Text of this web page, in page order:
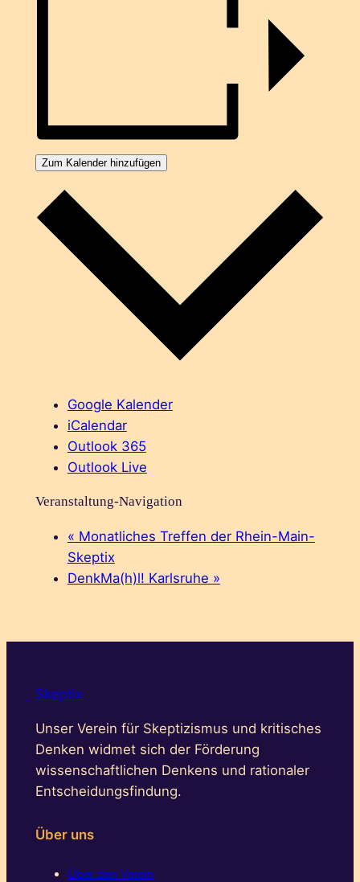
Zum Kalender hinzufügen
Google Kalender
iCalendar
Outlook 365
Outlook Live
Veranstaltung-Navigation
« Monatliches Treffen der Rhein-Main-
Skeptix
DenkMa(h)l! Karlsruhe »
Skeptix
Unser Verein für Skeptizismus und kritisches
Denken widmet sich der Förderung
wissenschaftlichen Denkens und rationaler
Entscheidungsfindung.
Über uns
Über den Verein